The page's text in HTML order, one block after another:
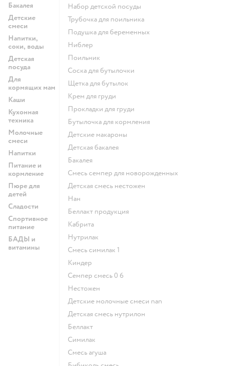
Бакалея
Детские
смеси
Напитки,
соки, воды
Детская
посуда
Для
кормящих мам
Каши
Кухонная
техника
Молочные
смеси
Напитки
Питание и
кормление
Пюре для
детей
Сладости
Спортивное
питание
БАДЫ и
витамины
набор детской посуды
трубочка для поильника
подушка для беременных
ниблер
поильник
соска для бутылочки
щетка для бутылок
крем для груди
прокладки для груди
бутылочка для кормления
детские макароны
детская бакалея
бакалея
смесь семпер для новорожденных
детская смесь нестожен
нан
беллакт продукция
кабрита
нутрилак
смесь симилак 1
киндер
семпер смесь 0 6
нестожен
Детские молочные смеси nan
детская смесь нутрилон
беллакт
симилак
смесь агуша